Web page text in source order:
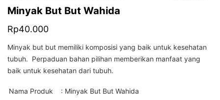
Minyak But But Wahida
Rp40.000
Minyak but but memiliki komposisi yang baik untuk kesehatan
tubuh. Perpaduan bahan pilihan memberikan manfaat yang
baik untuk kesehatan dari tubuh.
Nama Produk
: Minyak But But Wahida